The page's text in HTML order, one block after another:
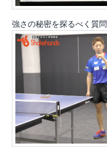
強さの秘密を探るべく質問